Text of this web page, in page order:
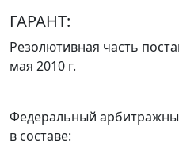
ГАРАНТ:
Резолютивная часть
мая 2010 г.
Федеральный
в составе: